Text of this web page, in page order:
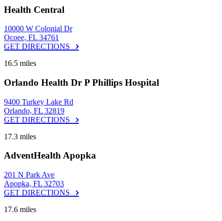
Health Central
10000 W Colonial Dr
Ocoee, FL 34761
GET DIRECTIONS
16.5 miles
Orlando Health Dr P Phillips Hospital
9400 Turkey Lake Rd
Orlando, FL 32819
GET DIRECTIONS
17.3 miles
AdventHealth Apopka
201 N Park Ave
Apopka, FL 32703
GET DIRECTIONS
17.6 miles